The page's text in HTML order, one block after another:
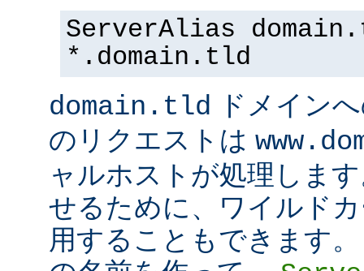
ServerAlias
*.domain.tld
domain.tld ドメイン
のリクエストは
ャルホストが処理しま
せるために、ワイルド
用することもできます